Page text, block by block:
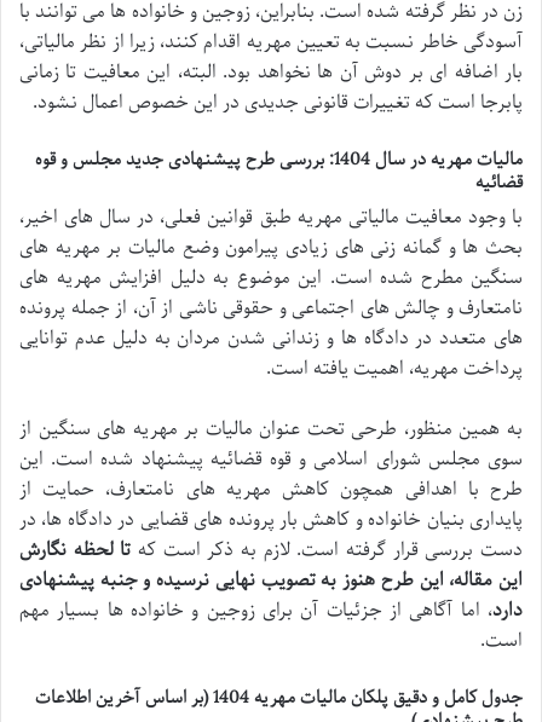
زن در نظر گرفته شده است. بنابراین، زوجین و خانواده ها می توانند با
آسودگی خاطر نسبت به تعیین مهریه اقدام کنند، زیرا از نظر مالیاتی،
بار اضافه ای بر دوش آن ها نخواهد بود. البته، این معافیت تا زمانی
پابرجا است که تغییرات قانونی جدیدی در این خصوص اعمال نشود.
مالیات مهریه در سال 1404: بررسی طرح پیشنهادی جدید مجلس و قوه
قضائیه
با وجود معافیت مالیاتی مهریه طبق قوانین فعلی، در سال های اخیر،
بحث ها و گمانه زنی های زیادی پیرامون وضع مالیات بر مهریه های
سنگین مطرح شده است. این موضوع به دلیل افزایش مهریه های
نامتعارف و چالش های اجتماعی و حقوقی ناشی از آن، از جمله پرونده
های متعدد در دادگاه ها و زندانی شدن مردان به دلیل عدم توانایی
پرداخت مهریه، اهمیت یافته است.
به همین منظور، طرحی تحت عنوان مالیات بر مهریه های سنگین از
سوی مجلس شورای اسلامی و قوه قضائیه پیشنهاد شده است. این
طرح با اهدافی همچون کاهش مهریه های نامتعارف، حمایت از
پایداری بنیان خانواده و کاهش بار پرونده های قضایی در دادگاه ها، در
دست بررسی قرار گرفته است. لازم به ذکر است که تا لحظه نگارش
این مقاله، این طرح هنوز به تصویب نهایی نرسیده و جنبه پیشنهادی
دارد، اما آگاهی از جزئیات آن برای زوجین و خانواده ها بسیار مهم
است.
جدول کامل و دقیق پلکان مالیات مهریه 1404 (بر اساس آخرین اطلاعات